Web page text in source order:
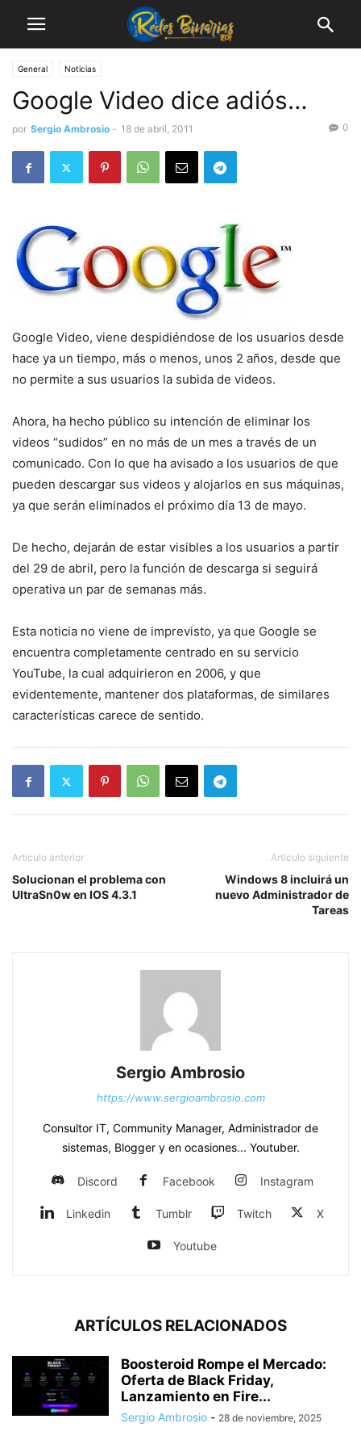
General Noticias
Google Video dice adiós…
por Sergio Ambrosio - 18 de abril, 2011 0
Google Video, viene despidiéndose de los usuarios desde
hace ya un tiempo, más o menos, unos 2 años, desde que
no permite a sus usuarios la subida de videos.
Ahora, ha hecho público su intención de eliminar los
videos “sudidos” en no más de un mes a través de un
comunicado. Con lo que ha avisado a los usuarios de que
pueden descargar sus videos y alojarlos en sus máquinas,
ya que serán eliminados el próximo día 13 de mayo.
De hecho, dejarán de estar visibles a los usuarios a partir
del 29 de abril, pero la función de descarga si seguirá
operativa un par de semanas más.
Esta noticia no viene de imprevisto, ya que Google se
encuentra completamente centrado en su servicio
YouTube, la cual adquirieron en 2006, y que
evidentemente, mantener dos plataformas, de similares
características carece de sentido.
Artículo anterior
Solucionan el problema con
UltraSn0w en IOS 4.3.1
Artículo siguiente
Windows 8 incluirá un
nuevo Administrador de
Tareas
Sergio Ambrosio
https://www.sergioambrosio.com
Consultor IT, Community Manager, Administrador de
sistemas, Blogger y en ocasiones... Youtuber.
Discord Facebook Instagram
Linkedin Tumblr Twitch X
Youtube
ARTÍCULOS RELACIONADOS
Boosteroid Rompe el Mercado:
Oferta de Black Friday,
Lanzamiento en Fire...
Sergio Ambrosio - 28 de noviembre, 2025